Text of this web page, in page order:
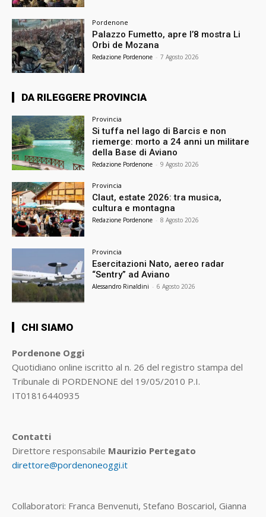
Pordenone
Palazzo Fumetto, apre l’8 mostra Li
Orbi de Mozana
Redazione Pordenone - 7 Agosto 2026
DA RILEGGERE PROVINCIA
Provincia
Si tuffa nel lago di Barcis e non
riemerge: morto a 24 anni un militare
della Base di Aviano
Redazione Pordenone - 9 Agosto 2026
Provincia
Claut, estate 2026: tra musica,
cultura e montagna
Redazione Pordenone - 8 Agosto 2026
Provincia
Esercitazioni Nato, aereo radar
“Sentry” ad Aviano
Alessandro Rinaldini - 6 Agosto 2026
CHI SIAMO
Pordenone Oggi
Quotidiano online iscritto al n. 26 del registro stampa del
Tribunale di PORDENONE del 19/05/2010 P.I.
IT01816440935
Contatti
Direttore responsabile Maurizio Pertegato
direttore@pordenoneoggi.it
Collaboratori: Franca Benvenuti, Stefano Boscariol, Gianna